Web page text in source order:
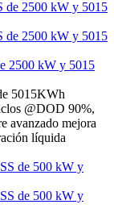
2500 kW y 5015
5015KWh
@DOD 90%,
avanzado mejora
líquida